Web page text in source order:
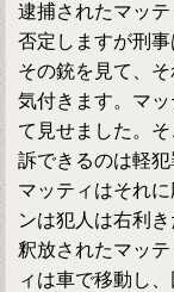
逮捕されたマッ
否定しますが刑
その銃を見て、
気付きます。マ
て見せました。
訴できるのは軽
マッティはそれ
ンは犯人は右利
釈放されたマッ
ィは車で移動し